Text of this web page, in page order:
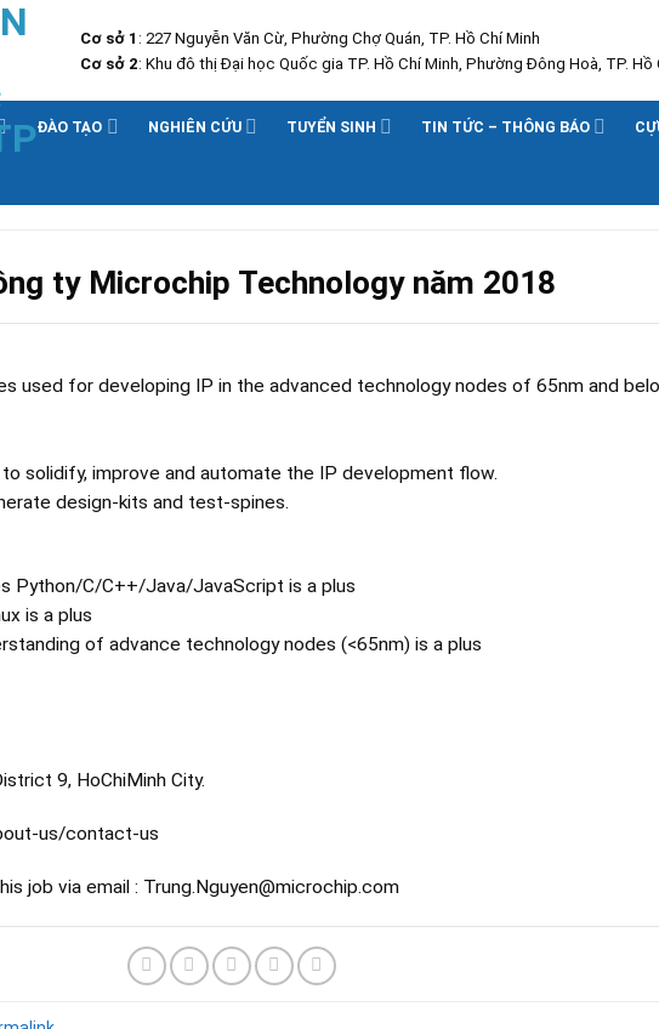
Cơ sở 1 : 227 Nguyễn Văn Cừ, Phường Chợ Quán, TP. Hồ Chí Minh
Cơ sở 2: Khu đô thị Đại học Quốc gia TP. Hồ Chí Minh, Phường Đông Hoà, TP. Hồ
ĐÀO TẠO NGHIÊN CỨU TUYỂN SINH TIN TỨC – THÔNG BÁO
ty Microchip Technology năm 2018
used for developing IP in the advanced technology nodes of 65nm and
solidify, improve and automate the IP development flow.
design-kits and test-spines.
Python/C/C++/Java/JavaScript is a plus
is a plus
of advance technology nodes (<65nm) is a plus
9, HoChiMinh City.
us/contact-us
job via email : Trung.Nguyen@microchip.com